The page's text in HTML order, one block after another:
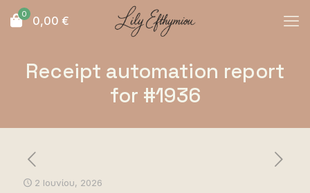
0 0,00 €
Receipt automation report
for #1936
2 Ιουνίου, 2026